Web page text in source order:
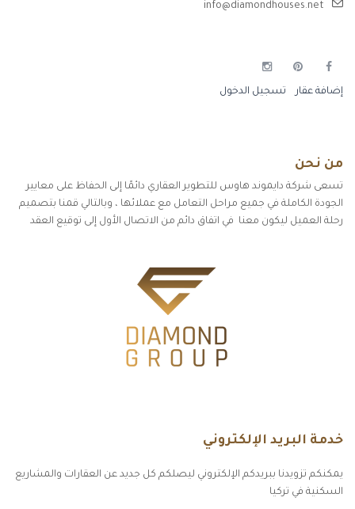
info@diamondhouses.net
إضافة عقار تسجيل الدخول
من نحن
تسعى شركة دايموند هاوس للتطوير العقاري دائمًا إلى الحفاظ على معايير
الجودة الكاملة في جميع مراحل التعامل مع عملائها ، وبالتالي قمنا بتصميم
رحلة العميل ليكون معنا في اتفاق دائم من الاتصال الأول إلى توقيع العقد
خدمة البريد الإلكتروني
يمكنكم تزويدنا ببريدكم الإلكتروني ليصلكم كل جديد عن العقارات والمشاريع
السكنية في تركيا